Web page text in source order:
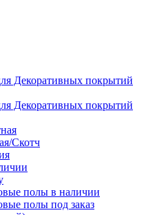
Декоративных покрытий
Декоративных покрытий
Скотч
полы в наличии
полы под заказ